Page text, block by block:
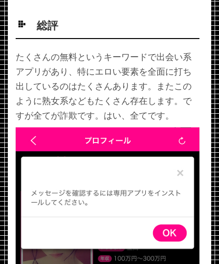
総評
たくさんの無料というキーワードで出会い系
アプリがあり、特にエロい要素を全面に打ち
出しているのはたくさんあります。またこの
ように熟女系などもたくさん存在します。で
すが全てが詐欺です。はい、全てです。